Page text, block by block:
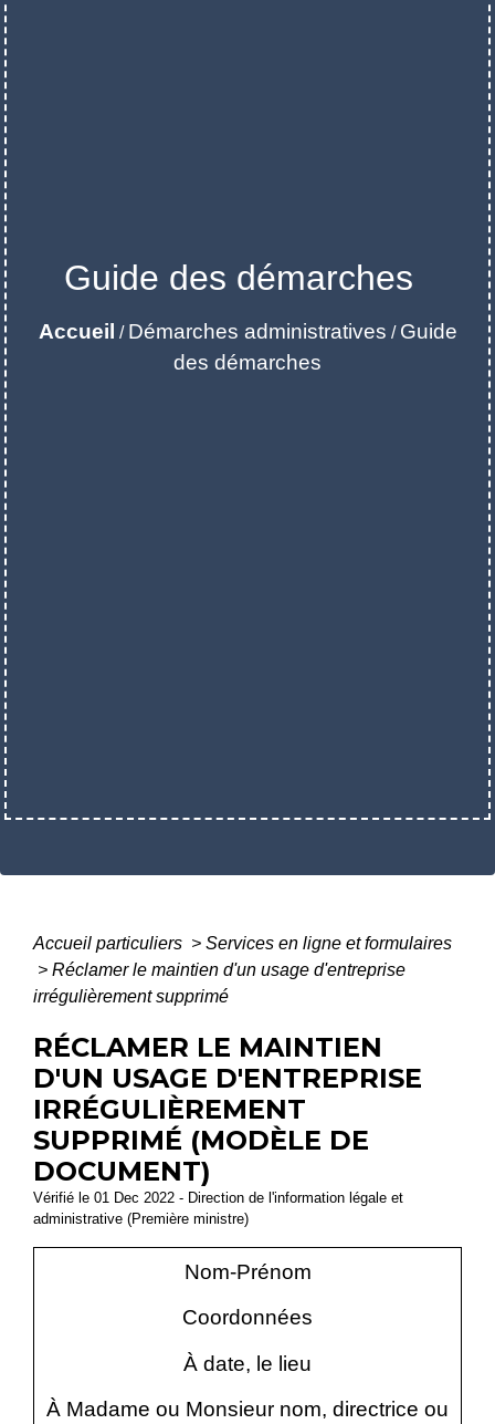
Guide des démarches
Accueil / Démarches administratives / Guide
des démarches
Accueil particuliers > Services en ligne et formulaires
> Réclamer le maintien d'un usage d'entreprise
irrégulièrement supprimé
RÉCLAMER LE MAINTIEN
D'UN USAGE D'ENTREPRISE
IRRÉGULIÈREMENT
SUPPRIMÉ (MODÈLE DE
DOCUMENT)
Vérifié le 01 Dec 2022 - Direction de l'information légale et
administrative (Première ministre)
Nom-Prénom
Coordonnées
À date, le lieu
À Madame ou Monsieur nom, directrice ou